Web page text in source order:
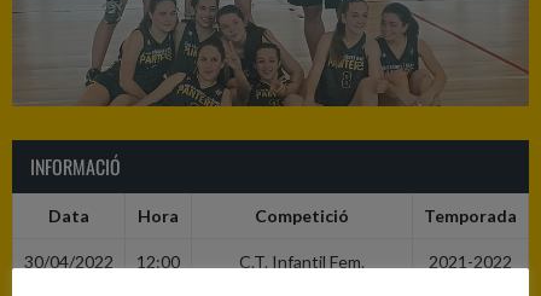
INFORMACIÓ
Data Hora Competició Temporada
30/04/2022 12:00
C.T. Infantil Fem.
2021-2022